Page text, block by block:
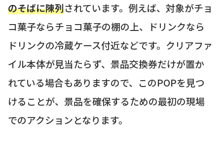
のそばに陳列されています。例えば、対象がチョ
コ菓子ならチョコ菓子の棚の上、ドリンクなら
ドリンクの冷蔵ケース付近などです。クリアファ
イル本体が見当たらず、景品交換券だけが置か
れている場合もありますので、このPOPを見つ
けることが、景品を確保するための最初の現場
でのアクションとなります。